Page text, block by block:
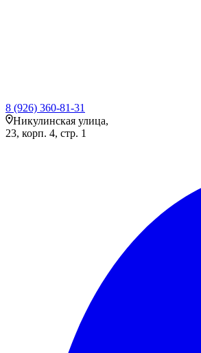
8 (926) 360-81-31
Никулинская улица,
23, корп. 4, стр. 1